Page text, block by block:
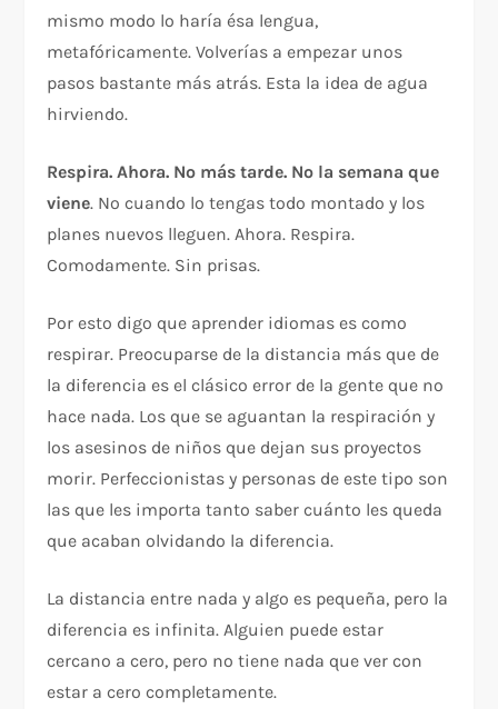
mismo modo lo haría ésa lengua,
metafóricamente. Volverías a empezar unos
pasos bastante más atrás. Esta la idea de agua
hirviendo.
Respira. Ahora. No más tarde. No la semana que
viene. No cuando lo tengas todo montado y los
planes nuevos lleguen. Ahora. Respira.
Comodamente. Sin prisas.
Por esto digo que aprender idiomas es como
respirar. Preocuparse de la distancia más que de
la diferencia es el clásico error de la gente que no
hace nada. Los que se aguantan la respiración y
los asesinos de niños que dejan sus proyectos
morir. Perfeccionistas y personas de este tipo son
las que les importa tanto saber cuánto les queda
que acaban olvidando la diferencia.
La distancia entre nada y algo es pequeña, pero la
diferencia es infinita. Alguien puede estar
cercano a cero, pero no tiene nada que ver con
estar a cero completamente.